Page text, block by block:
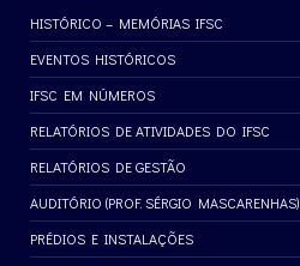
HISTÓRICO – MEMÓRIAS IFSC
EVENTOS HISTÓRICOS
IFSC EM NÚMEROS
RELATÓRIOS DE ATIVIDADES DO IFSC
RELATÓRIOS DE GESTÃO
AUDITÓRIO (PROF. SÉRGIO MASCARENHAS)
PRÉDIOS E INSTALAÇÕES